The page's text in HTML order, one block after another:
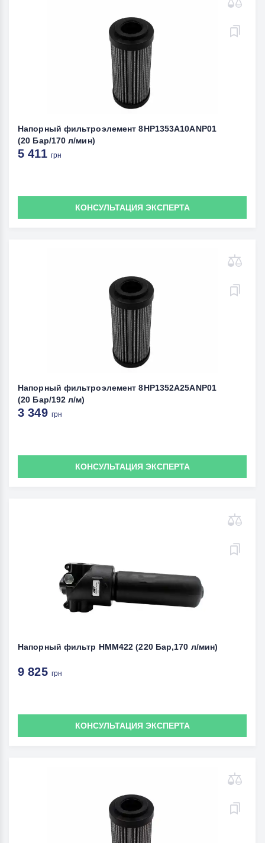
Напорный фильтроэлемент 8HP1353A10ANP01
(20 Бар/170 л/мин)
5 411 грн
КОНСУЛЬТАЦИЯ ЭКСПЕРТА
Напорный фильтроэлемент 8HP1352A25ANP01
(20 Бар/192 л/м)
3 349 грн
КОНСУЛЬТАЦИЯ ЭКСПЕРТА
Напорный фильтр HMM422 (220 Бар,170 л/мин)
9 825 грн
КОНСУЛЬТАЦИЯ ЭКСПЕРТА